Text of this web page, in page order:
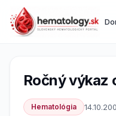
Ročný výkaz
Hematológia